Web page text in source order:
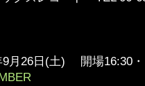
9月26日(土) 開場16:30